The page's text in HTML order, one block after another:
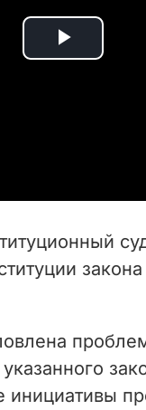
P
i
e
o
инициативы